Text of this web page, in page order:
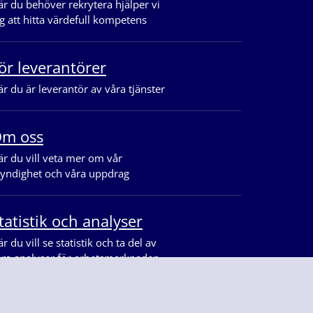
du behöver rekrytera hjälper vi
att hitta värdefull kompetens
leverantörer
du är leverantör av våra tjänster
oss
du vill veta mer om vår
och våra uppdrag
och analyser
du vill se statistik och ta del av
analyser för arbetsmarknaden